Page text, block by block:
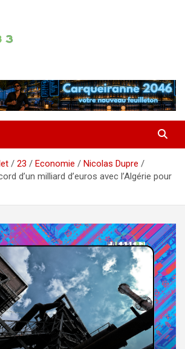
23 Economie
Nicolas Dupre
d’un milliard d’euros avec l’Algérie pour